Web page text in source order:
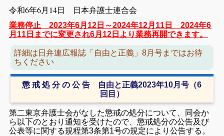
令和6年6月14日 日本弁護士連合会
業務停止 2023年6月12日～2024年12月11日 2024年6
月11日までに変更され6月12日より業務再開できます。
詳細は日弁連広報誌「自由と正義」8月号まではお待
ちください
懲 戒 処 分 の 公 告 自由と正義2023年10月号（6
回目）
第二東京弁護士会がなした懲戒の処分について、同会か
ら以下のとおり通知を受けたので、懲戒処分の公告及び
公表等に関する規程第3条第1号の規定により公告する。